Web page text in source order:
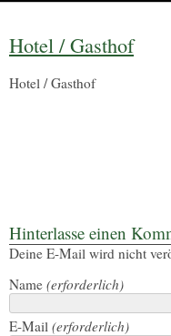
Hotel / Gasthof
Hotel / Gasthof
Hinterlasse einen
Deine E-Mail wird nicht
Name (erforderlich)
E-Mail (erforderlich)